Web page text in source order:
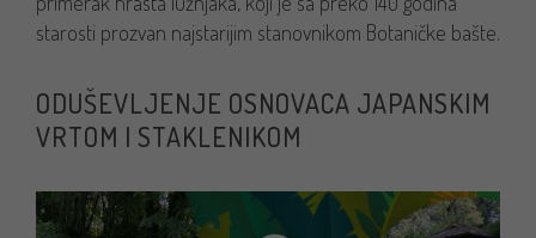
starosti prozvan najstarijim stanovnikom Botaničke bašte.
ODUŠEVLJENJE OSNOVACA JAPANSKIM
VRTOM I STAKLENIKOM